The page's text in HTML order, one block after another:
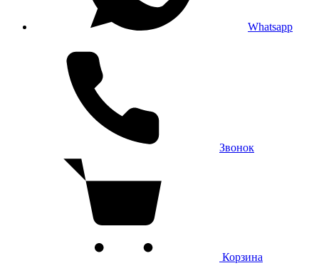
Whatsapp
Звонок
Корзина